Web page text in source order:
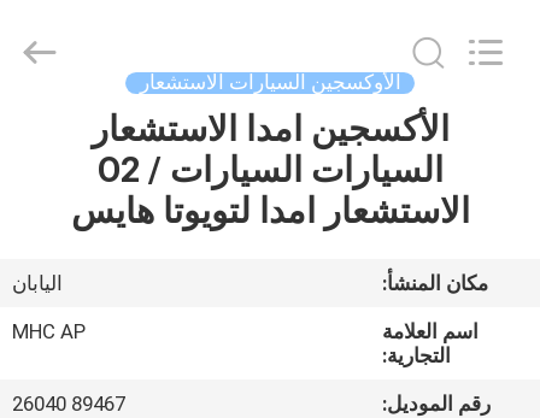
الصفحة
الرئيسية
معلومات
Limited.
الأوكسجين السيارات الاستشعار
الأكسجين امدا الاستشعار
السيارات السيارات / O2
الاستشعار امدا لتويوتا هايس
مكان المنشأ:
اليابان
اسم العلامة
التجارية:
MHC AP
رقم الموديل:
89467 26040